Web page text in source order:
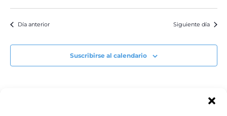
Día anterior Siguiente día
Suscribirse al calendario